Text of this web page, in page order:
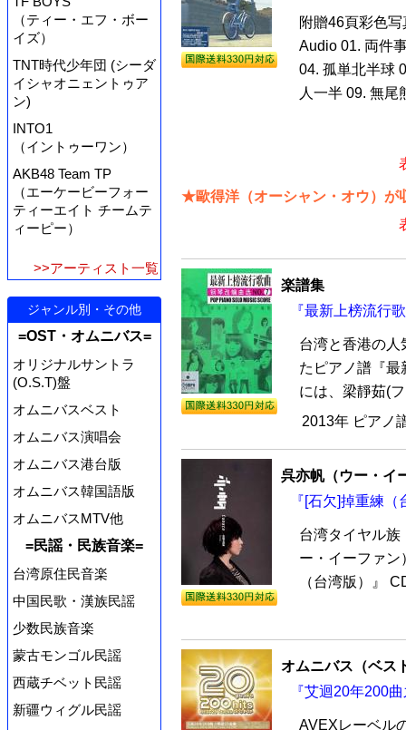
（ティー・エフ・ボー
イズ）
TNT時代少年団 (シーダ
イシャオニェントゥア
ン)
INTO1
（イントゥーワン）
AKB48 Team TP
（エーケービーフォー
ティーエイト チームテ
ィーピー）
>>アーティスト一覧
ジャンル別・その他
=OST・オムニバス=
オリジナルサントラ
(O.S.T)盤
オムニバスベスト
オムニバス演唱会
オムニバス港台版
オムニバス韓国語版
オムニバスMTV他
=民謡・民族音楽=
台湾原住民音楽
中国民歌・漢族民謡
少数民族音楽
蒙古モンゴル民謡
西蔵チベット民謡
新疆ウィグル民謡
附贈46頁彩色
Audio 01. 両件
04. 孤単北半球
人一半 09. 無尾
★歐得洋（オーシャン・オウ）が
楽譜集
『最新上榜流行
台湾と香港の人
たピアノ譜『最
には、梁靜茹(
2013年 ピアノ
呉亦帆（ウー・イ
『[石欠]掉重練
台湾タイヤル族
ー・イーファン
（台湾版）』
オムニバス（ベス
『艾迴20年200
AVEXレーベル